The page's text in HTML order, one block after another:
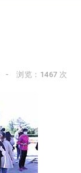
浏览：1467 次